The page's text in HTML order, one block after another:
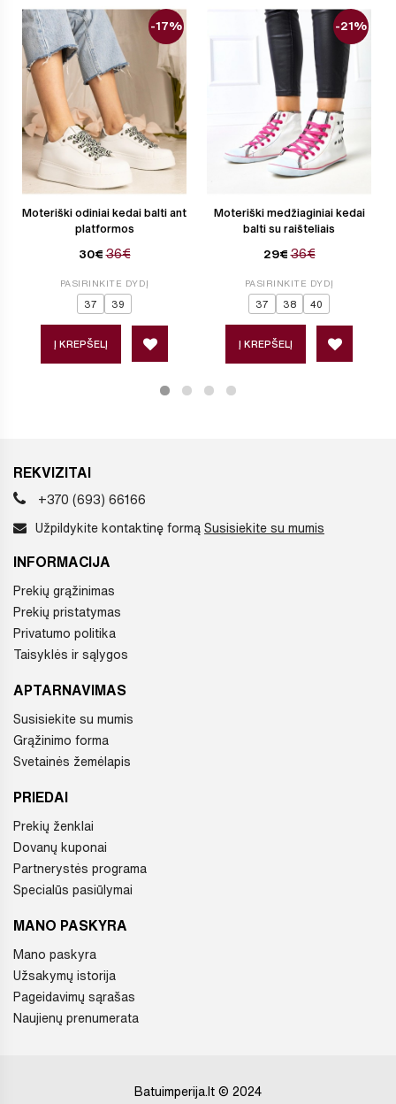
Moteriški odiniai kedai balti ant
platformos
30€ 36€
-17%
PASIRINKITE DYDĮ
37 39
Į KREPŠELĮ
Moteriški medžiaginiai kedai
balti su raišteliais
29€ 36€
-21%
PASIRINKITE DYDĮ
37 38 40
Į KREPŠELĮ
REKVIZITAI
+370 (693) 66166
Užpildykite kontaktinę formą Susisiekite su mumis
INFORMACIJA
Prekių grąžinimas
Prekių pristatymas
Privatumo politika
Taisyklės ir sąlygos
APTARNAVIMAS
Susisiekite su mumis
Grąžinimo forma
Svetainės žemėlapis
PRIEDAI
Prekių ženklai
Dovanų kuponai
Partnerystės programa
Specialūs pasiūlymai
MANO PASKYRA
Mano paskyra
Užsakymų istorija
Pageidavimų sąrašas
Naujienų prenumerata
Batuimperija.lt © 2024